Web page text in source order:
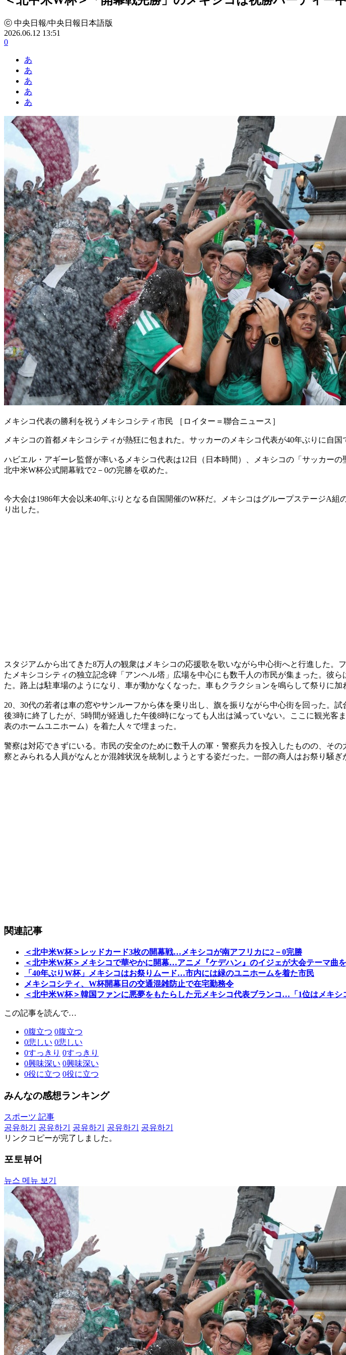
ⓒ 中央日報/中央日報日本語版
2026.06.12 13:51
0
あ
あ
あ
あ
あ
メキシコ代表の勝利を祝うメキシコシティ市民 ［ロイター＝聯合ニュース］
メキシコの首都メキシコシティが熱狂に包まれた。サッカーのメキシコ代表が40年ぶりに自
ハビエル・アギーレ監督が率いるメキシコ代表は12日（日本時間）、メキシコの「サッカー
北中米W杯公式開幕戦で2－0の完勝を収めた。
今大会は1986年大会以来40年ぶりとなる自国開催のW杯だ。メキシコはグループステージA
り出した。
スタジアムから出てきた8万人の観衆はメキシコの応援歌を歌いながら中心街へと行進した
たメキシコシティの独立記念碑「アンヘル塔」広場を中心にも数千人の市民が集まった。彼
た。路上は駐車場のようになり、車が動かなくなった。車もクラクションを鳴らして祭りに加
20、30代の若者は車の窓やサンルーフから体を乗り出し、旗を振りながら中心街を回った。
後3時に終了したが、5時間が経過した午後8時になっても人出は減っていない。ここに観光
表のホームユニホーム）を着た人々で埋まった。
警察は対応できずにいる。市民の安全のために数千人の軍・警察兵力を投入したものの、そ
察とみられる人員がなんとか混雑状況を統制しようとする姿だった。一部の商人はお祭り騒ぎ
関連記事
＜北中米W杯＞レッドカード3枚の開幕戦…メキシコが南アフリカに2－0完勝
＜北中米W杯＞メキシコで華やかに開幕…アニメ『ケデハン』のイジェが大会テーマ曲
「40年ぶりW杯」メキシコはお祭りムード…市内には緑のユニホームを着た市民
メキシコシティ、W杯開幕日の交通混雑防止で在宅勤務令
＜北中米W杯＞韓国ファンに悪夢をもたらした元メキシコ代表ブランコ…「1位はメキシ
この記事を読んで…
0腹立つ 0腹立つ
0悲しい 0悲しい
0すっきり 0すっきり
0興味深い 0興味深い
0役に立つ 0役に立つ
みんなの感想ランキング
スポーツ 記事
공유하기
공유하기 공유하기 공유하기
공유하기
リンクコピーが完了しました。
포토뷰어
뉴스 메뉴 보기